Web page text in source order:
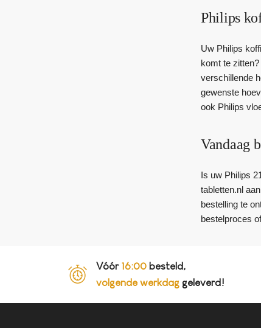
Philips
Uw Philips
komt te
verschillende
gewenste
ook Philips
Vandaag
Is uw Philips
tabletten.nl
bestelling te
bestelproces
Vóór 16:00 besteld,
volgende werkdag geleverd!